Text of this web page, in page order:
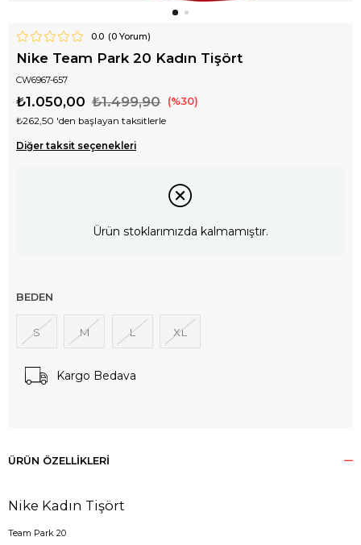
0.0 (0Yorum)
Nike Team Park 20 Kadın Tişört
CW6967-657
₺1.499,90
₺1.050,00 30
₺262,50 'den başlayan taksitlerle
Diğer taksit seçenekleri
Ürün stoklarımızda kalmamıştır.
BEDEN
S M L XL
Kargo Bedava
ÜRÜN ÖZELLIKLERI
Nike Kadın Tişört
Team Park 20